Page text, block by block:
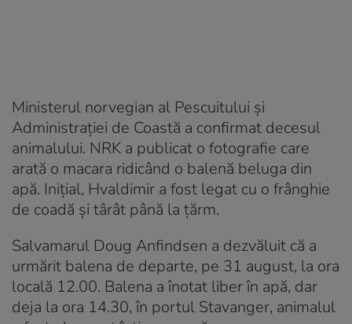
Ministerul norvegian al Pescuitului și
Administrației de Coastă a confirmat decesul
animalului. NRK a publicat o fotografie care
arată o macara ridicând o balenă beluga din
apă. Inițial, Hvaldimir a fost legat cu o frânghie
de coadă și târât până la țărm.
Salvamarul Doug Anfindsen a dezvăluit că a
urmărit balena de departe, pe 31 august, la ora
locală 12.00. Balena a înotat liber în apă, dar
deja la ora 14.30, în portul Stavanger, animalul